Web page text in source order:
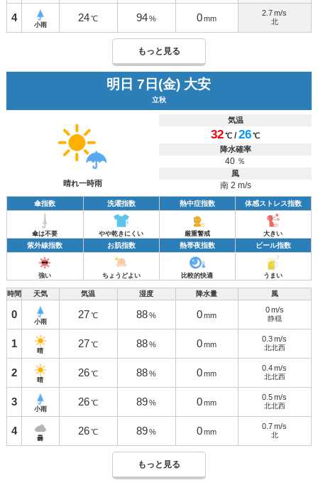
4
小雨
24 ℃ 94 % 0 mm
2.7 m/s
北
もっと見る
明日 7日(金) 大安
立秋
晴れ一時雨
気温
32℃ /26℃
降水確率
40 ％
風
南 2 m/s
傘指数 洗濯指数 熱中症指数 体感ストレス指数
傘は不要 やや乾きにくい 厳重警戒 大きい
紫外線指数 お肌指数 熱帯夜指数 ビール指数
強い ちょうどよい 比較的快適 うまい
時間 天気 気温 湿度 降水量 風
0
小雨
27 ℃ 88 % 0 mm
0m/s
静穏
1
晴
27 ℃ 88 % 0 mm
0.3 m/s
北北西
2
晴
26 ℃ 88 % 0 mm
0.4 m/s
北北西
3
小雨
26 ℃ 89 % 0 mm
0.5 m/s
北北西
4
曇
26 ℃ 89 % 0 mm
0.7 m/s
北
もっと見る